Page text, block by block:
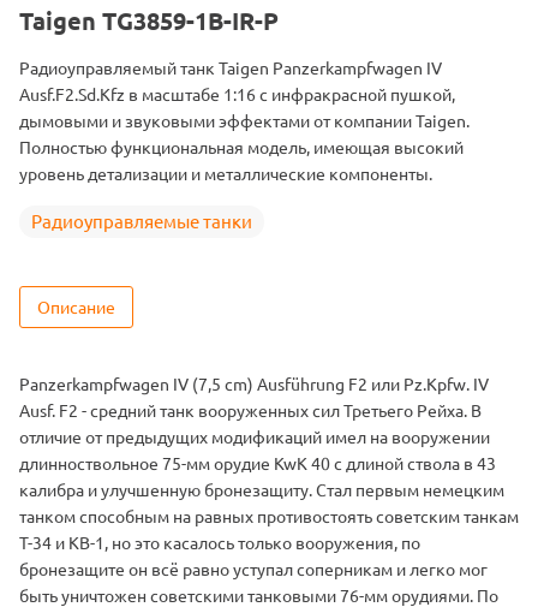
Тип
Радиоуправляемые танки
Масштаб
1/16
Аккумулятор
Li-Ion
Taigen TG3859-1В-IR-Р
Радиоуправляемый танк Taigen Panzerkampfwagen IV
Ausf.F2.Sd.Kfz в масштабе 1:16 с инфракрасной пушкой,
дымовыми и звуковыми эффектами от компании Taigen.
Полностью функциональная модель, имеющая высокий
уровень детализации и металлические компоненты.
Радиоуправляемые танки
Описание
Panzerkampfwagen IV (7,5 cm) Ausführung F2 или Pz.Kpfw. IV
Ausf. F2 - средний танк вооруженных сил Третьего Рейха. В
отличие от предыдущих модификаций имел на вооружении
длинноствольное 75-мм орудие KwK 40 с длиной ствола в 43
калибра и улучшенную бронезащиту. Стал первым немецким
танком способным на равных противостоять советским танкам
Т-34 и КВ-1, но это касалось только вооружения, по
бронезащите он всё равно уступал соперникам и легко мог
быть уничтожен советскими танковыми 76-мм орудиями. По